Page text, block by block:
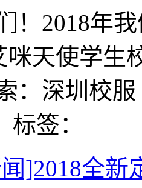
！2018年
天使学生
：深圳校服
标签：
]2018全新